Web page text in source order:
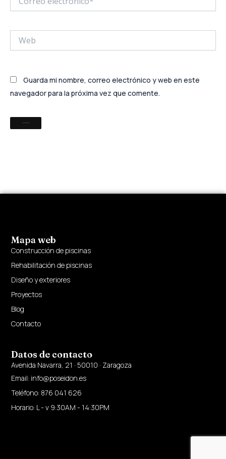
electrónico*
Guarda mi nombre, correo electrónico y web en este
navegador para la próxima vez que comente.
Mapa web
Construcción de piscinas
Rehabilitación de piscinas
Diseño y exteriores
Proyectos
Blog
Contacto
Datos de contacto
Avenida Navarra, 21 · 50010 · Zaragoza
Email: info@poseidon.es
Teléfono: 876 041 626
Horario: L - v 9:30AM - 14:30PM